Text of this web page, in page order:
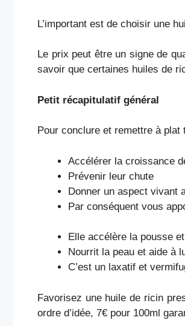
L’important est de choisir une
Le prix peut être un signe de
savoir que certaines huiles de
Petit récapitulatif général
Pour conclure et remettre à plat
Accélérer la croissance
Prévenir leur chute
Donner un aspect vivant
Par conséquent vous
Elle accélère la pousse
Nourrit la peau et aide à
C’est un laxatif et
Favorisez une huile de ricin
ordre d’idée, 7€ pour 100ml